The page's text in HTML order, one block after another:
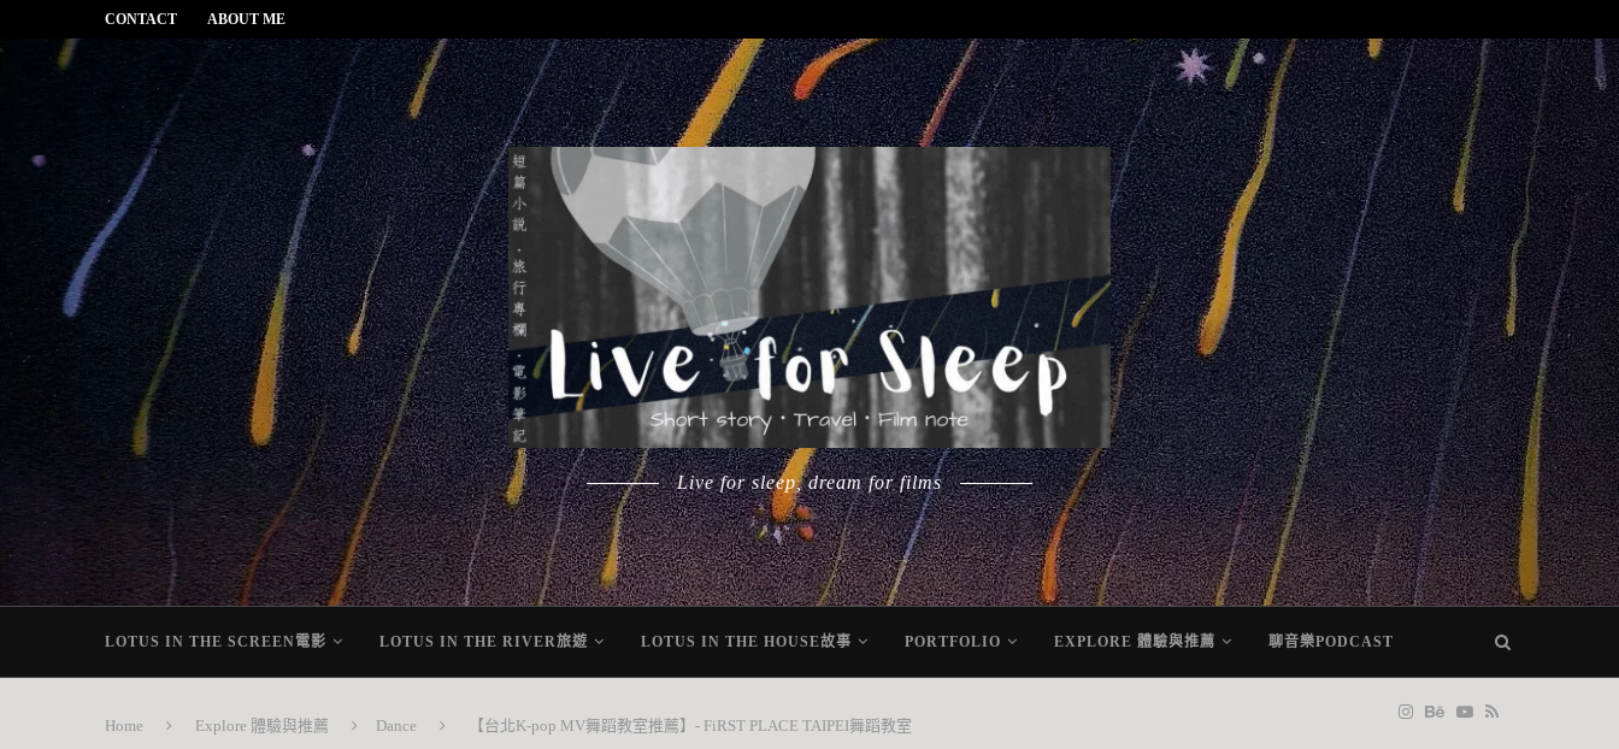
CONTACT ABOUT ME
Live for sleep, dream for films
LOTUS IN THE SCREEN電影 LOTUS IN THE RIVER旅遊 LOTUS IN THE HOUSE故事 PORTFOLIO EXPLORE 體驗與推薦 聊音樂PODCAST
Home Explore 體驗與推薦 Dance 【台北K-pop MV舞蹈教室推薦】- FiRST PLACE TAIPEI舞蹈教室